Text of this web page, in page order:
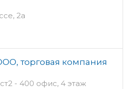
2а
торговая компания
- 400 офис, 4 этаж